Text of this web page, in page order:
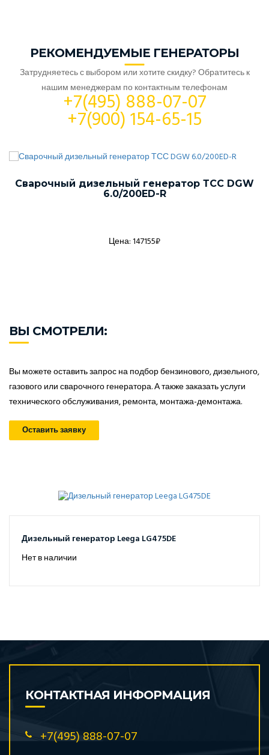
РЕКОМЕНДУЕМЫЕ ГЕНЕРАТОРЫ
Затрудняетесь с выбором или хотите скидку? Обратитесь к
нашим менеджерам по контактным телефонам
+7(495) 888-07-07
+7(900) 154-65-15
Сварочный дизельный генератор ТСС DGW
6.0/200ED-R
Цена: 147155₽
ВЫ СМОТРЕЛИ:
Вы можете оставить запрос на подбор бензинового, дизельного,
газового или сварочного генератора. А также заказать услуги
технического обслуживания, ремонта, монтажа-демонтажа.
Оставить заявку
Дизельный генератор Leega LG475DE
Нет в наличии
КОНТАКТНАЯ ИНФОРМАЦИЯ
+7(495) 888-07-07